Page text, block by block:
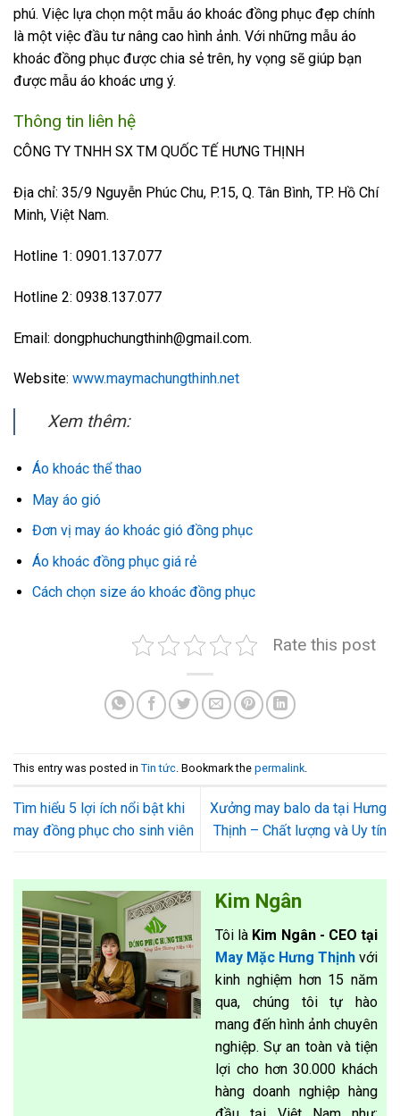
phú. Việc lựa chọn một mẫu áo khoác đồng phục đẹp chính
là một việc đầu tư nâng cao hình ảnh. Với những mẫu áo
khoác đồng phục được chia sẻ trên, hy vọng sẽ giúp bạn
được mẫu áo khoác ưng ý.
Thông tin liên hệ
CÔNG TY TNHH SX TM QUỐC TẾ HƯNG THỊNH
Địa chỉ: 35/9 Nguyễn Phúc Chu, P.15, Q. Tân Bình, TP. Hồ Chí
Minh, Việt Nam.
Hotline 1: 0901.137.077
Hotline 2: 0938.137.077
Email: dongphuchungthinh@gmail.com.
Website: www.maymachungthinh.net
Xem thêm:
Áo khoác thể thao
May áo gió
Đơn vị may áo khoác gió đồng phục
Áo khoác đồng phục giá rẻ
Cách chọn size áo khoác đồng phục
Rate this post
This entry was posted in Tin tức . Bookmark the permalink
Tìm hiểu 5 lợi ích nổi bật khi
may đồng phục cho sinh viên
Xưởng may balo da tại Hưng
Thịnh – Chất lượng và Uy tín
Kim Ngân
Tôi là Kim Ngân - CEO tại
May Mặc Hưng Thịnh với
kinh nghiệm hơn 15 năm
qua, chúng tôi tự hào
mang đến hình ảnh chuyên
nghiệp. Sự an toàn và tiện
lợi cho hơn 30.000 khách
hàng doanh nghiệp hàng